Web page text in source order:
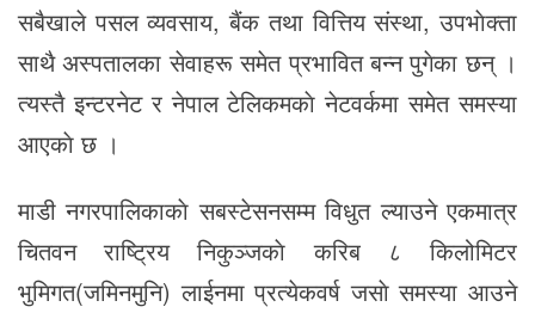
सबैखाले पसल व्यवसाय, बैंक तथा वित्तिय संस्था, उपभाेक्ता
साथै अस्पतालका सेवाहरू समेत प्रभावित बन्न पुगेका छन् ।
त्यस्तै इन्टरनेट र नेपाल टेलिकमकाे नेटवर्कमा समेत समस्या
आएकाे छ ।
माडी नगरपालिकाकाे सबस्टेसनसम्म विधुत ल्याउने एकमात्र
चितवन राष्ट्रिय निकुञ्जकाे करिब ८ किलोमिटर
भुमिगत(जमिनमुनि) लाईनमा प्रत्येकवर्ष जसाे समस्या आउने